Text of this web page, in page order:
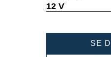
12 V
SE